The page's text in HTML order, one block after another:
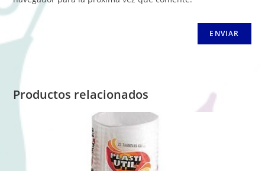
Productos relacionados